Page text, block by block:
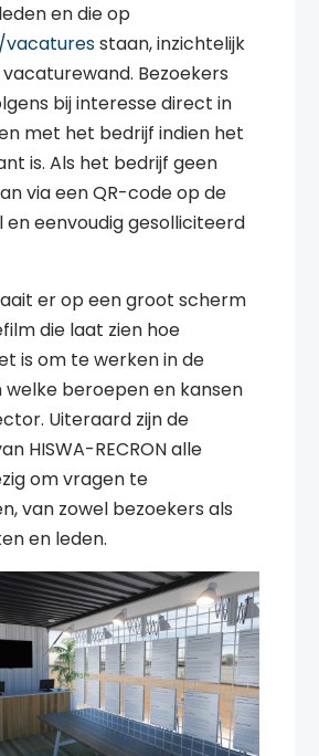
en die op
vacaturesstaan, inzichtelijk
Bezoekers
bij interesse direct in
met het bedrijf indien het
is. Als het bedrijf geen
via een QR-code op de
eenvoudig gesolliciteerd
er op een groot scherm
die laat zien hoe
is om te werken in de
beroepen en kansen
Uiteraard zijn de
HISWA-RECRON alle
om vragen te
van zowel bezoekers als
en leden.